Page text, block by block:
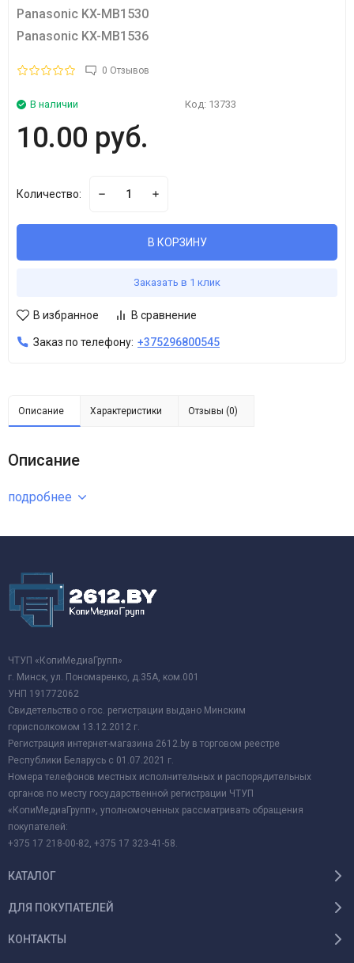
Panasonic KX-MB1530
Panasonic KX-MB1536
0 Отзывов
В наличии Код: 13733
10.00 руб.
Количество:
В КОРЗИНУ
Заказать в 1 клик
В избранное В сравнение
Заказ по телефону: +375296800545
Описание Характеристики Отзывы (0)
Описание
подробнее
ЧТУП «КопиМедиаГрупп»
г. Минск, ул. Пономаренко, д.35А, ком.001
УНП 191772062
Свидетельство о гос. регистрации выдано Минским
горисполкомом 13.12.2012 г.
Регистрация интернет-магазина 2612.by в торговом реестре
Республики Беларусь с 01.07.2021 г.
Номера телефонов местных исполнительных и распорядительных
органов по месту государственной регистрации ЧТУП
«КопиМедиаГрупп», уполномоченных рассматривать обращения
покупателей:
+375 17 218-00-82, +375 17 323-41-58.
КАТАЛОГ
ДЛЯ ПОКУПАТЕЛЕЙ
КОНТАКТЫ